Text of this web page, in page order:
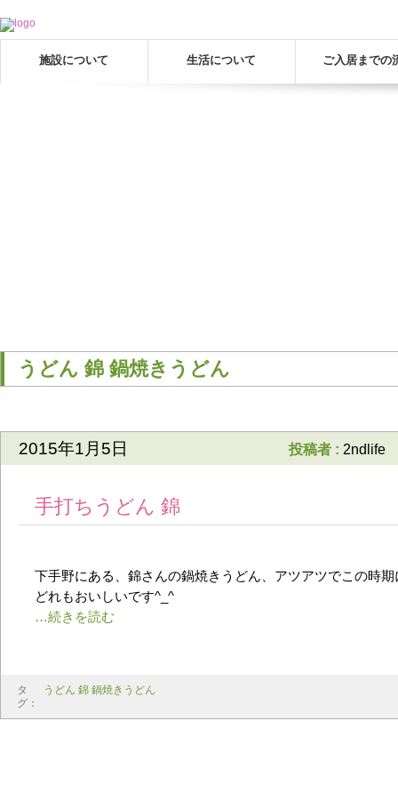
施設について 生活について ご入居までの
うどん 錦 鍋焼きうどん
2015年1月5日 投稿者 : 2ndlife
手打ちうどん 錦
下手野にある、錦さんの鍋焼きうどん、アツアツでこの時
どれもおいしいです^_^
タ
グ：
うどん 錦 鍋焼きうどん